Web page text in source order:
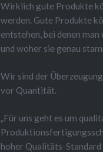
Wirklich gute Produkte
werden. Gute Produkte
entstehen, bei denen
und woher sie genau
Wir sind der
vor Quantität.
„Für uns geht es um
hoher Qualitäts-